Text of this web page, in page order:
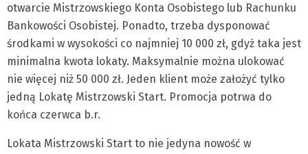
otwarcie Mistrzowskiego Konta Osobistego lub Rachunku
Bankowości Osobistej. Ponadto, trzeba dysponować
środkami w wysokości co najmniej 10 000 zł, gdyż taka jest
minimalna kwota lokaty. Maksymalnie można ulokować
nie więcej niż 50 000 zł. Jeden klient może założyć tylko
jedną Lokatę Mistrzowski Start. Promocja potrwa do
końca czerwca b.r.
Lokata Mistrzowski Start to nie jedyna nowość w